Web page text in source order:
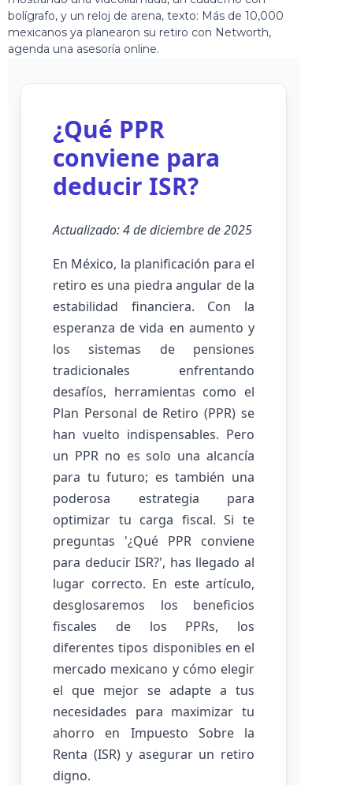
¿Qué PPR
conviene para
deducir ISR?
Actualizado: 4 de diciembre de 2025
En México, la planificación para el
retiro es una piedra angular de la
estabilidad financiera. Con la
esperanza de vida en aumento y
los sistemas de pensiones
tradicionales enfrentando
desafíos, herramientas como el
Plan Personal de Retiro (PPR) se
han vuelto indispensables. Pero
un PPR no es solo una alcancía
para tu futuro; es también una
poderosa estrategia para
optimizar tu carga fiscal. Si te
preguntas '¿Qué PPR conviene
para deducir ISR?', has llegado al
lugar correcto. En este artículo,
desglosaremos los beneficios
fiscales de los PPRs, los
diferentes tipos disponibles en el
mercado mexicano y cómo elegir
el que mejor se adapte a tus
necesidades para maximizar tu
ahorro en Impuesto Sobre la
Renta (ISR) y asegurar un retiro
digno.